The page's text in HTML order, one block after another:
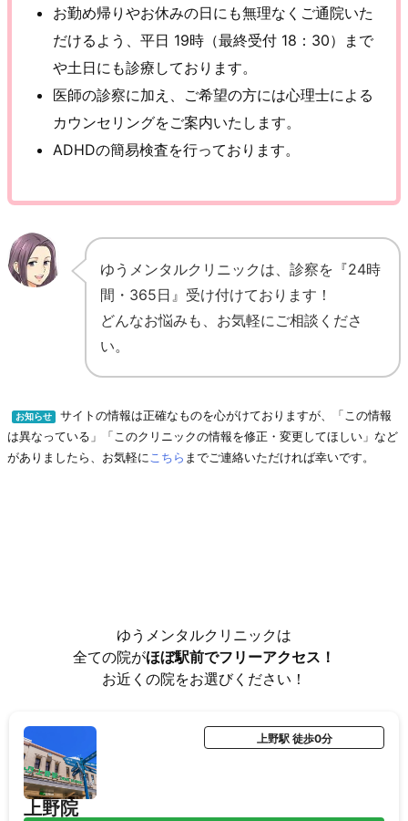
お勤め帰りやお休みの日にも無理なくご通院いた
だけるよう、平日 19時（最終受付 18：30）まで
や土日にも診療しております。
医師の診察に加え、ご希望の方には心理士による
カウンセリングをご案内いたします。
ADHDの簡易検査を行っております。
ゆうメンタルクリニックは、診察を『24時
間・365日』受け付けております！
どんなお悩みも、お気軽にご相談くださ
い。
お知らせ
サイトの情報は正確なものを心がけておりますが、「この情報
は異なっている」「このクリニックの情報を修正・変更してほしい」など
がありましたら、お気軽にこちら までご連絡いただければ幸いです。
ゆうメンタルクリニックは
全ての院がほぼ駅前でフリーアクセス！
お近くの院をお選びください！
上野院
上野駅 徒歩0分